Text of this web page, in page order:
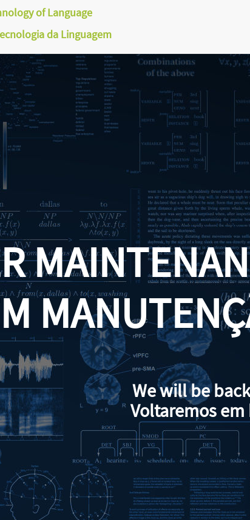
of Language
da Linguagem
We will be
Voltaremos em